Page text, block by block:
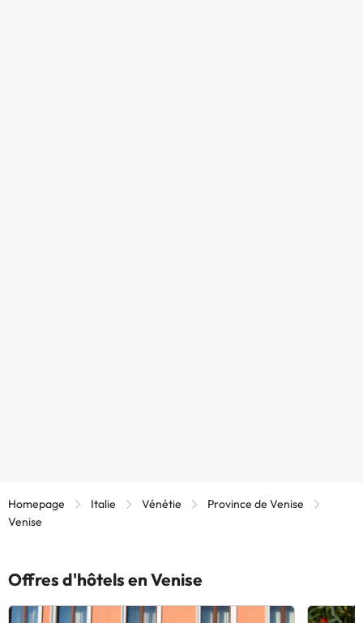
Homepage Italie Vénétie
Province de Venise
Venise
Offres d'hôtels en Venise